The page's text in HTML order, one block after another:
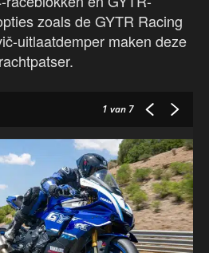
zoals de GYTR Racing
uitlaatdemper maken deze
1 van 7